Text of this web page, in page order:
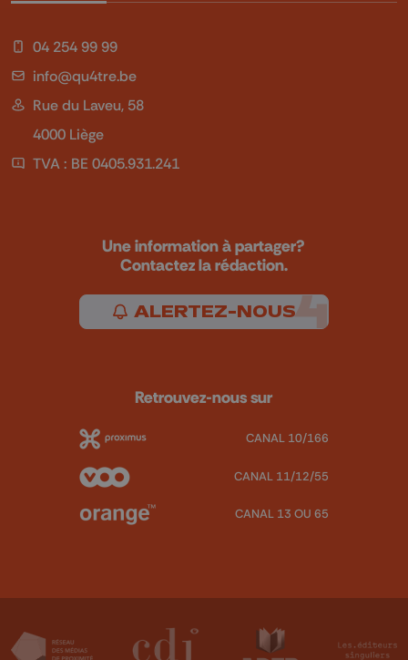
04 254 99 99
info@qu4tre.be
Rue du Laveu, 58
4000 Liège
TVA : BE 0405.931.241
Une information à partager?
Contactez la rédaction.
ALERTEZ-NOUS
Retrouvez-nous sur
CANAL 10/166
CANAL 11/12/55
CANAL 13 OU 65